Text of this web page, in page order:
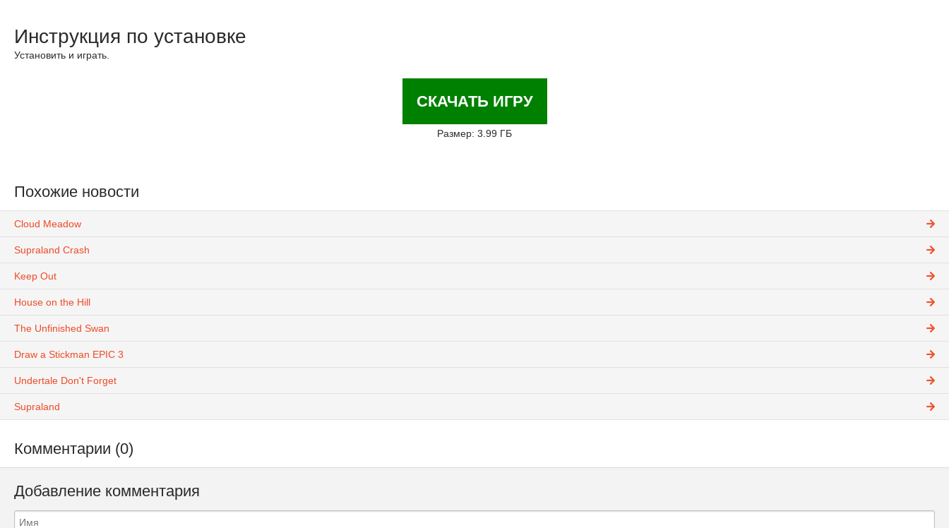
Инструкция по установке
Установить и играть.
СКАЧАТЬ ИГРУ
Размер: 3.99 ГБ
Похожие новости
Cloud Meadow
Supraland Crash
Keep Out
House on the Hill
The Unfinished Swan
Draw a Stickman EPIC 3
Undertale Don't Forget
Supraland
Комментарии (0)
Добавление комментария